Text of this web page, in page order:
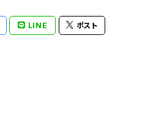
LINE ポスト